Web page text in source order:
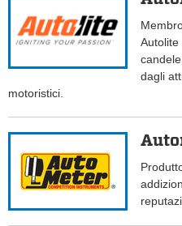
dagli
motoristici.